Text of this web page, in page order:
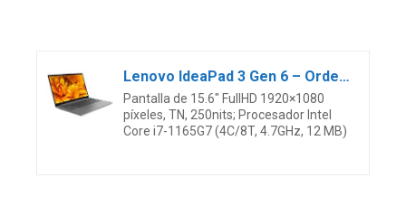
Lenovo IdeaPad 3 Gen 6 – Ordenador Portátil 15.6″ FullHD (Intel Core i7-1165G7, 8GB RAM, 512GB SSD, Intel Iris Xe Graphics, Windows 10) Gris – Teclado QWERTY Español
Pantalla de 15.6″ FullHD 1920×1080
píxeles, TN, 250nits; Procesador Intel
Core i7-1165G7 (4C/8T, 4.7GHz, 12 MB)